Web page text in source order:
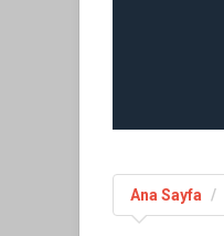
Ana Sayfa